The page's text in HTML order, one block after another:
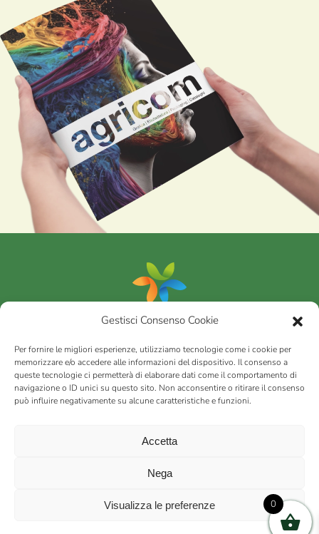
Gestisci Consenso Cookie
Per fornire le migliori esperienze, utilizziamo tecnologie come i cookie per
memorizzare e/o accedere alle informazioni del dispositivo. Il consenso a
queste tecnologie ci permetterà di elaborare dati come il comportamento di
navigazione o ID unici su questo sito. Non acconsentire o ritirare il consenso
può influire negativamente su alcune caratteristiche e funzioni.
Accetta
Nega
Visualizza le preferenze
Portfolio
AGRICOMs.r.l.
via Montalbano 65 51100 Case Nuove di Masiano (PT) | codice
Int. versato | Repertorio Economico Amministrativo C.C.I.A.A. di
Privacy policy
0